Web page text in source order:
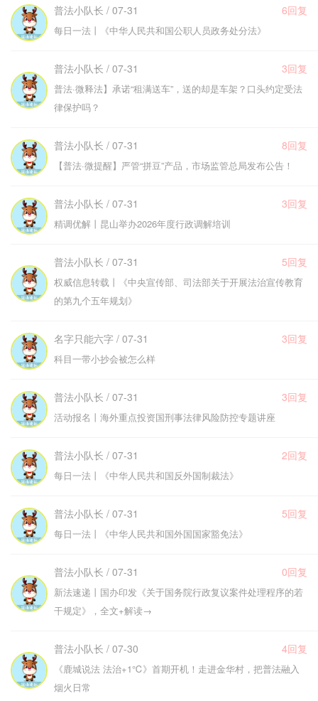
普法小队长 / 07-31 6回复
每日一法丨《中华人民共和国公职人员政务处分法》
普法小队长 / 07-31 3回复
普法·微释法】承诺“租满送车”，送的却是车架？口头约定受法
律保护吗？
普法小队长 / 07-31 8回复
【普法·微提醒】严管“拼豆”产品，市场监管总局发布公告！
普法小队长 / 07-31 3回复
精调优解丨昆山举办2026年度行政调解培训
普法小队长 / 07-31 5回复
权威信息转载丨《中央宣传部、司法部关于开展法治宣传教育
的第九个五年规划》
名字只能六字 / 07-31 3回复
科目一带小抄会被怎么样
普法小队长 / 07-31 3回复
活动报名丨海外重点投资国刑事法律风险防控专题讲座
普法小队长 / 07-31 2回复
每日一法丨《中华人民共和国反外国制裁法》
普法小队长 / 07-31 5回复
每日一法丨《中华人民共和国外国国家豁免法》
普法小队长 / 07-31 0回复
新法速递丨国办印发《关于国务院行政复议案件处理程序的若
干规定》，全文+解读→
普法小队长 / 07-30 4回复
《鹿城说法 法治+1℃》首期开机！走进金华村，把普法融入
烟火日常